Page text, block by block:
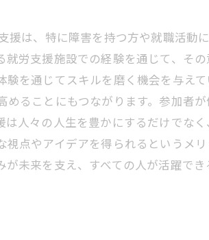
援は、特に障害を持つ方や就職活動
労支援施設での経験を通じて、そ
を通じてスキルを磨く機会を与え
ることにもつながります。参加者
人々の人生を豊かにするだけでな
点やアイデアを得られるというメ
未来を支え、すべての人が活躍で